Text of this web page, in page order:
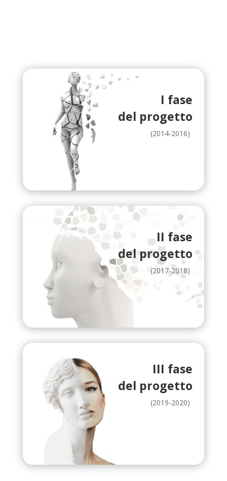
I fase
del progetto
(2014-2016)
II fase
del progetto
(2017-2018)
III fase
del progetto
(2019-2020)